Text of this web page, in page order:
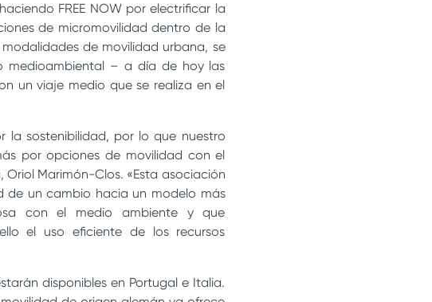
FREE NOW por electrificar la
de micromovilidad dentro de la
de movilidad urbana, se
medioambiental – a día de hoy las
un viaje medio que se realiza en el
la sostenibilidad, por lo que nuestro
por opciones de movilidad con el
Marimón-Clos. «Esta asociación
de un cambio hacia un modelo más
con el medio ambiente y que
el uso eficiente de los recursos
disponibles en Portugal e Italia.